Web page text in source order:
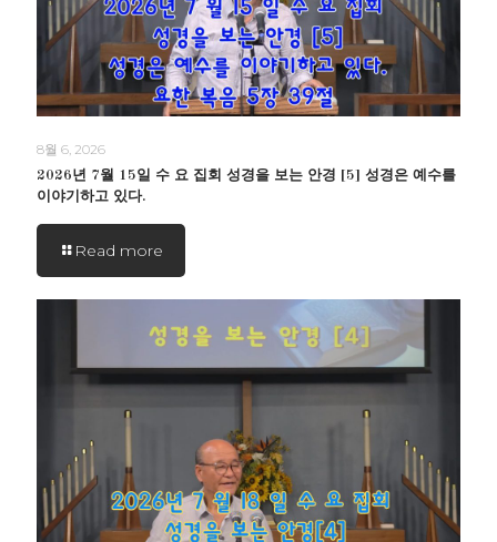
8월 6, 2026
2026년 7월 15일 수 요 집회 성경을 보는 안경 [5] 성경은 예수를
이야기하고 있다.
Read more